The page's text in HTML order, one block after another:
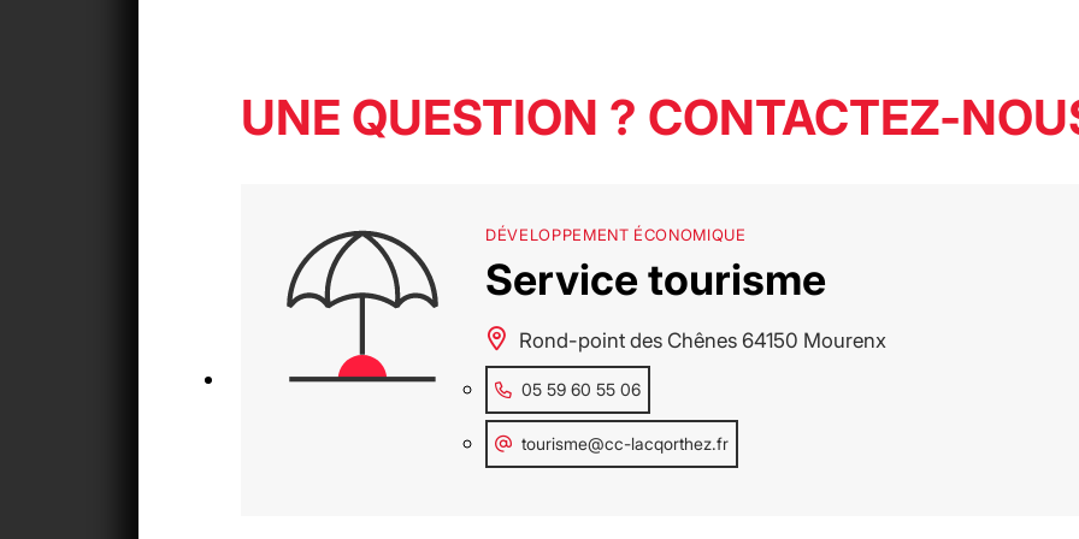
UNE QUESTION ? CONTACTEZ-
DÉVELOPPEMENT ÉCONOMIQUE
Service tourisme
Rond-point des Chênes 64150 Mourenx
05 59 60 55 06
tourisme@cc-lacqorthez.fr